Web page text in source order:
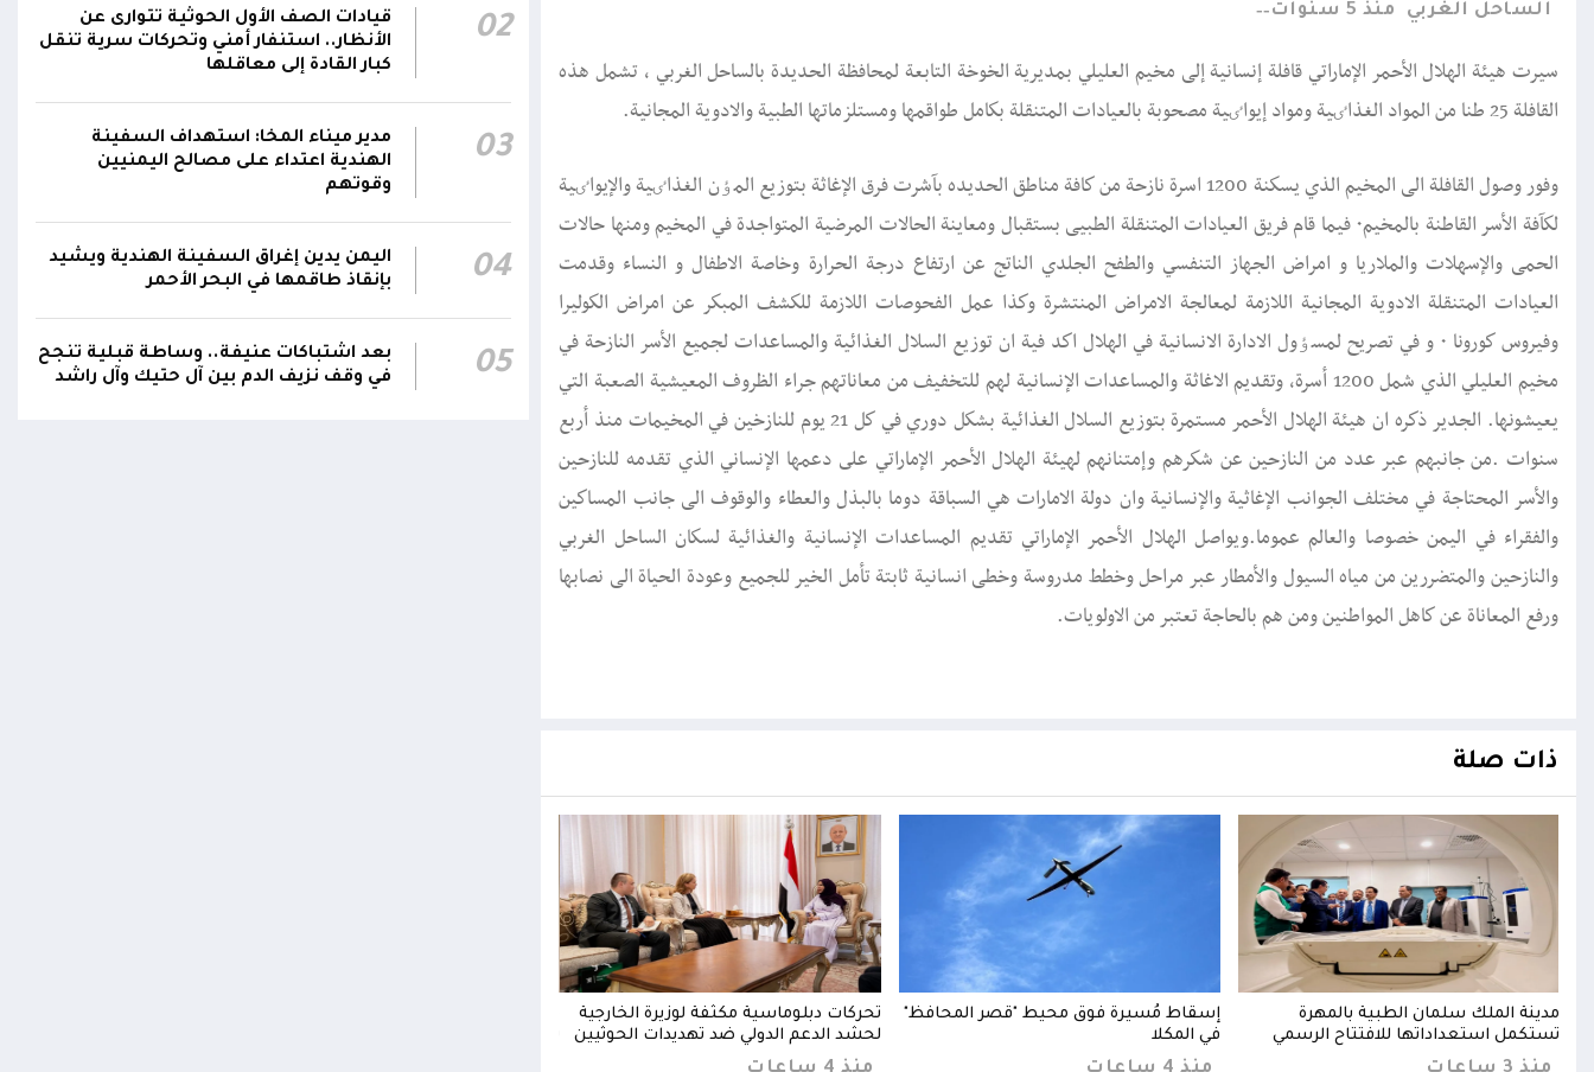
الساحل الغربي منذ 5 سنوات
سيرت هيئة الهلال الأحمر الإماراتي قافلة إنسانية إلی مخيم العليلي بمديرية الخوخة التابعة لمحافظة الحديدة بالساحل الغربي ، تشمل هذه
القافلة 25 طنا من المواد الغذاٸية ومواد إيواٸية مصحوبة بالعيادات المتنقلة بكامل طواقمها ومستلزماتها الطبية والادوية المجانية.
وفور وصول القافلة الی المخيم الذي يسكنة 1200 اسرة نازحة من كافة مناطق الحديده بآشرت فرق الإغاثة بتوزيع المٶن الغذاٸية والإيواٸية
لكآفة الأسر القاطنة بالمخيم٠ فيما قام فريق العيادات المتنقلة الطبيی بستقبال ومعاينة الحالات المرضية المتواجدة في المخيم ومنها حالات
الحمی والإسهلات والملاريا و امراض الجهاز التنفسي والطفح الجلدي الناتج عن ارتفاع درجة الحرارة وخاصة الاطفال و النساء وقدمت
العيادات المتنقلة الادوية المجانية اللازمة لمعالجة الامراض المنتشرة وكذا عمل الفحوصات اللازمة للكشف المبكر عن امراض الكوليرا
وفيروس كورونا ٠ و في تصريح لمسٶول الادارة الانسانية في الهلال اكد فية ان توزيع السلال الغذائية والمساعدات لجميع الأسر النازحة في
مخيم العليلي الذي شمل 1200 أسرة، وتقديم الاغاثة والمساعدات الإنسانية لهم للتخفيف من معاناتهم جراء الظروف المعيشية الصعبة التي
يعيشونها. الجدير ذكره ان هيئة الهلال الأحمر مستمرة بتوزيع السلال الغذائية بشكل دوري في كل 21 يوم للنازخين في المخيمات منذ أربع
سنوات .من جانبهم عبر عدد من النازحين عن شكرهم وإمتنانهم لهيئة الهلال الأحمر الإماراتي على دعمها الإنساني الذي تقدمه للنازحين
والأسر المحتاجة في مختلف الجوانب الإغاثية والإنسانية وان دولة الامارات هي السباقة دوما بالبذل والعطاء والوقوف الی جانب المساكين
والفقراء في اليمن خصوصا والعالم عموما.ويواصل الهلال الأحمر الإماراتي تقديم المساعدات الإنسانية والغذائية لسكان الساحل الغربي
والنازحين والمتضررين من مياه السيول والأمطار عبر مراحل وخطط مدروسة وخطی انسانية ثابتة تأمل الخير للجميع وعودة الحياة الی نصابها
ورفع المعاناة عن كاهل المواطنين ومن هم بالحاجة تعتبر من الاولويات.
ذات صلة
مدينة الملك سلمان الطبية بالمهرة
تستكمل استعداداتها للافتتاح الرسمي
إسقاط مُسيرة فوق محيط "قصر المحافظ"
في المكلا
تحركات دبلوماسية مكثفة لوزيرة الخارجية
لحشد الدعم الدولي ضد تهديدات الحوثيين
رئيس مجلس القيادة يعين اللواء الركن طيار
عبدالعزيز سعيد المحيا قائداً للقوات الجوية
والدفاع الجوي.. ويُعين العميد ناشر منصور باجري
قرارات رئاسية بتعيين أحمد سعيد بن بريك وراشد
ناصر الجند مستشارين لرئيس مجلس القيادة
الرئاسي وترقيتهما إلى رتبة فريق
02
قيادات الصف الأول الحوثية تتوارى عن
الأنظار.. استنفار أمني وتحركات سرية تنقل
كبار القادة إلى معاقلها
03
مدير ميناء المخا: استهداف السفينة
الهندية اعتداء على مصالح اليمنيين
وقوتهم
04
اليمن يدين إغراق السفينة الهندية ويشيد
بإنقاذ طاقمها في البحر الأحمر
05
بعد اشتباكات عنيفة.. وساطة قبلية تنجح
في وقف نزيف الدم بين آل حتيك وآل راشد